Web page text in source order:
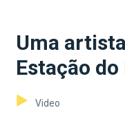
Uma
Estação do
Video